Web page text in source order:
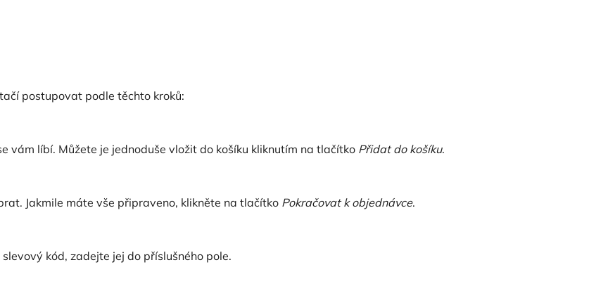
postupovat podle těchto kroků:
vám líbí. Můžete je jednoduše vložit do košíku kliknutím na tlačítko Přidat do košíku.
Jakmile máte vše připraveno, klikněte na tlačítko Pokračovat k objednávce.
kód, zadejte jej do příslušného pole.